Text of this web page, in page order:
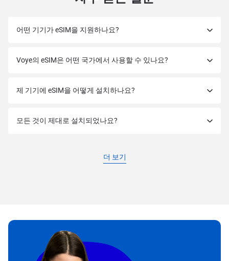
어떤 기기가 eSIM을 지원하나요?
Voye의 eSIM은 어떤 국가에서 사용할 수 있나요?
제 기기에 eSIM을 어떻게 설치하나요?
모든 것이 제대로 설치되었나요?
더 보기